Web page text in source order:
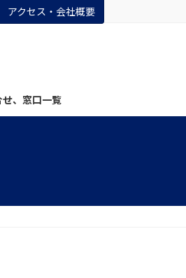
アクセス・会社概要
せ、窓口一覧